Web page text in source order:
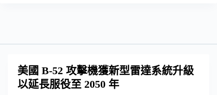
美國 B-52 攻擊機獲新型雷達系統升級
以延長服役至 2050 年